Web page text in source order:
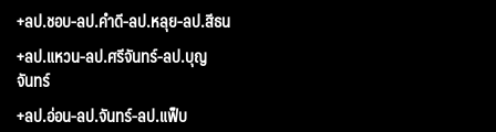
+ลป.ชอบ-ลป.คำดี-ลป.หลุย-ลป.สีธน
+ลป.แหวน-ลป.ศรีจันทร์-ลป.บุญ
จันทร์
+ลป.อ่อน-ลป.จันทร์-ลป.แฟ็บ